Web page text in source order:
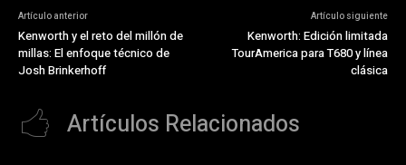
Artículo anterior
Kenworth y el reto del millón de
millas: El enfoque técnico de
Josh Brinkerhoff
Artículo siguiente
Kenworth: Edición limitada
TourAmerica para T680 y línea
clásica
Artículos Relacionados